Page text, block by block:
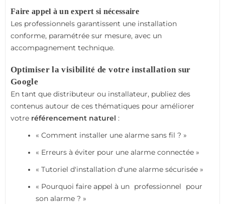
Faire appel à un expert si nécessaire
Les professionnels garantissent une installation
conforme, paramétrée sur mesure, avec un
accompagnement technique.
Optimiser la visibilité de votre installation sur
Google
En tant que distributeur ou installateur, publiez des
contenus autour de ces thématiques pour améliorer
votre référencement naturel :
« Comment installer une alarme sans fil ? »
« Erreurs à éviter pour une alarme connectée »
« Tutoriel d'installation d'une alarme sécurisée »
« Pourquoi faire appel à un professionnel
pour
son alarme ? »